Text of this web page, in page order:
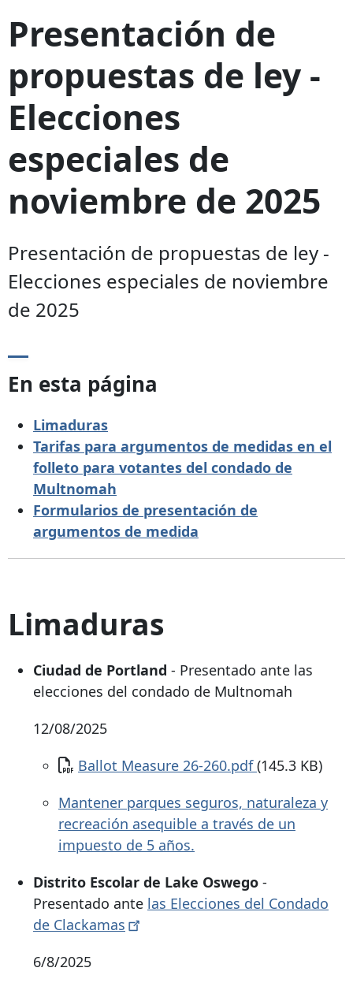
Presentación de
propuestas de ley -
Elecciones
especiales de
noviembre de 2025
Presentación de propuestas de ley -
Elecciones especiales de noviembre
de 2025
En esta página
Limaduras
Tarifas para argumentos de medidas en el
folleto para votantes del condado de
Multnomah
Formularios de presentación de
argumentos de medida
Limaduras
Ciudad de Portland - Presentado ante las
elecciones del condado de Multnomah
12/08/2025
Documento
Ballot Measure 26-260.pdf(145.3 KB)
Mantener parques seguros, naturaleza y
recreación asequible a través de un
impuesto de 5 años.
Distrito Escolar de Lake Oswego -
Presentado ante las Elecciones del Condado
de Clackamas
6/8/2025